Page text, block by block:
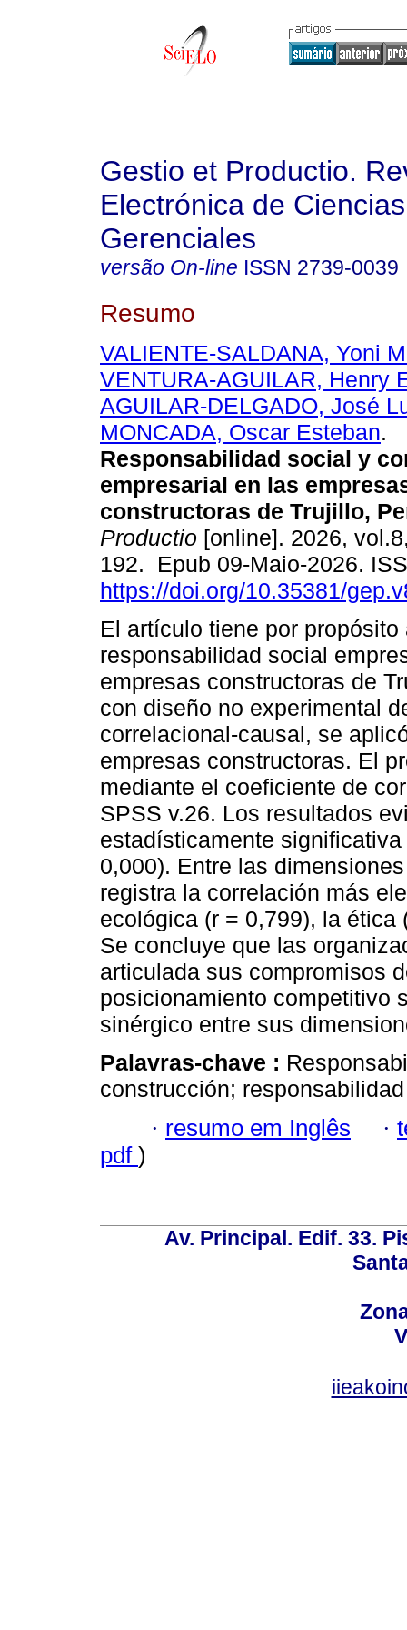
Gestio et Productio.
Electrónica de Ciencias
Gerenciales
versão On-line ISSN 2739-0039
Resumo
VALIENTE-SALDANA, Yoni
VENTURA-AGUILAR, Henry
AGUILAR-DELGADO, José
MONCADA, Oscar Esteban.
Responsabilidad social y
empresarial en las
constructoras de Trujillo,
Productio [online]. 2026,
192. Epub 09-Maio-2026.
https://doi.org/10.35381/
El artículo tiene por
responsabilidad social
empresas constructoras de
con diseño no experimental
correlacional-causal, se
empresas constructoras. El
mediante el coeficiente de
SPSS v.26. Los resultados
estadísticamente
0,000). Entre las
registra la correlación más
ecológica (r = 0,799), la
Se concluye que las
articulada sus compromisos
posicionamiento competitivo
sinérgico entre sus
Palavras-chave :
construcción;
· resumo em Inglês ·
pdf )
Av. Principal. Edif. 33.